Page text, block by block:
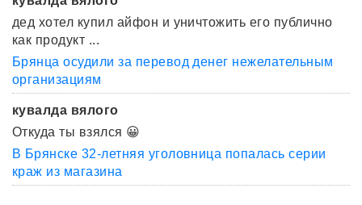
дед хотел купил айфон и уничтожить его публично
как продукт ...
Брянца осудили за перевод денег нежелательным
организациям
кувалда вялого
Откуда ты взялся 😀
В Брянске 32-летняя уголовница попалась серии
краж из магазина